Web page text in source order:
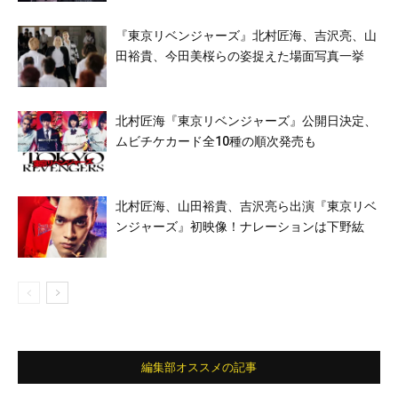
『東京リベンジャーズ』北村匠海、吉沢亮、山
田裕貴、今田美桜らの姿捉えた場面写真一挙
北村匠海『東京リベンジャーズ』公開日決定、
ムビチケカード全10種の順次発売も
北村匠海、山田裕貴、吉沢亮ら出演『東京リベ
ンジャーズ』初映像！ナレーションは下野紘
編集部オススメの記事